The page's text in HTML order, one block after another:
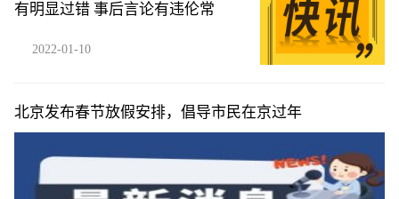
有明显过错 事后言论有违伦常
2022-01-10
北京发布春节放假安排，倡导市民在京过年